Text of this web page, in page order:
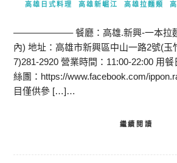
高雄日式料理 高雄新崛江 高雄拉麵類
——————– 餐廳：高雄.新興-一本拉
內) 地址：高雄市新興區中山一路2號(玉
7)281-2920 營業時間：11:00-22:00 用
絲團：https://www.facebook.com/
目僅供參 […]…
繼續閱讀